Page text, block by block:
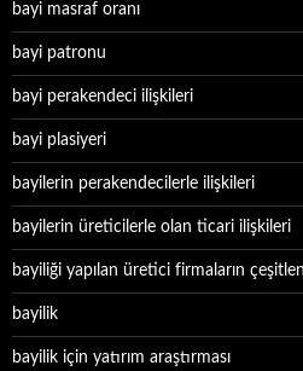
bayi masraf oranı
bayi patronu
bayi perakendeci ilişkileri
bayi plasiyeri
bayilerin perakendecilerle ilişkileri
bayilerin üreticilerle olan ticari ilişkileri
bayiliği yapılan üretici firmaların
bayilik
bayilik için yatırım araştırması